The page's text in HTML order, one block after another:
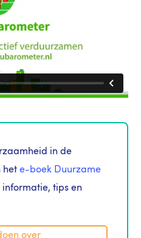
in de
het e-boek Duurzame
informatie, tips en
over